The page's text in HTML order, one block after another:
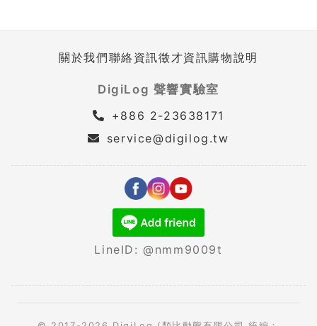
關於我們聯絡資訊徵才資訊購物說明
DigiLog 聲響實驗室
+886 2-23638171
service@digilog.tw
LineID: @nmm9009t